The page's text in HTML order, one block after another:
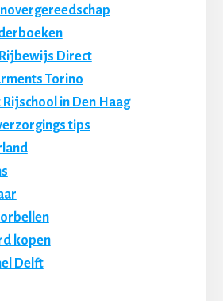
Direct
Torino
in Den Haag
tips
kopen
Delft